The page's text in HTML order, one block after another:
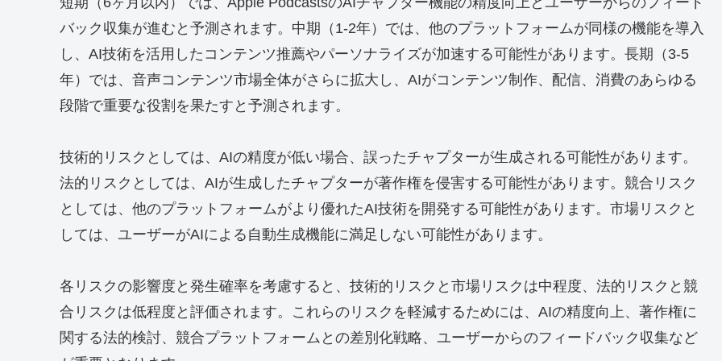
バック収集が進むと予測されます。中期（1-2年）では、他のプラットフォームが同様の機能を導入
し、AI技術を活用したコンテンツ推薦やパーソナライズが加速する可能性があります。長期（3-5
年）では、音声コンテンツ市場全体がさらに拡大し、AIがコンテンツ制作、配信、消費のあらゆる
段階で重要な役割を果たすと予測されます。
技術的リスクとしては、AIの精度が低い場合、誤ったチャプターが生成される可能性があります。
法的リスクとしては、AIが生成したチャプターが著作権を侵害する可能性があります。競合リスク
としては、他のプラットフォームがより優れたAI技術を開発する可能性があります。市場リスクと
しては、ユーザーがAIによる自動生成機能に満足しない可能性があります。
各リスクの影響度と発生確率を考慮すると、技術的リスクと市場リスクは中程度、法的リスクと競
合リスクは低程度と評価されます。これらのリスクを軽減するためには、AIの精度向上、著作権に
関する法的検討、競合プラットフォームとの差別化戦略、ユーザーからのフィードバック収集など